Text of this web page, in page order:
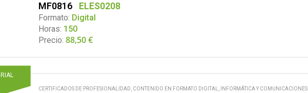
MF0816 ELES0208
Formato: Digital
Horas: 150
Precio: 88,50€
CERTIFICADOS DE PROFESIONALIDAD CONTENIDO EN FORMATO DIGITAL INFORMÁTICA Y COMUNICACIONES